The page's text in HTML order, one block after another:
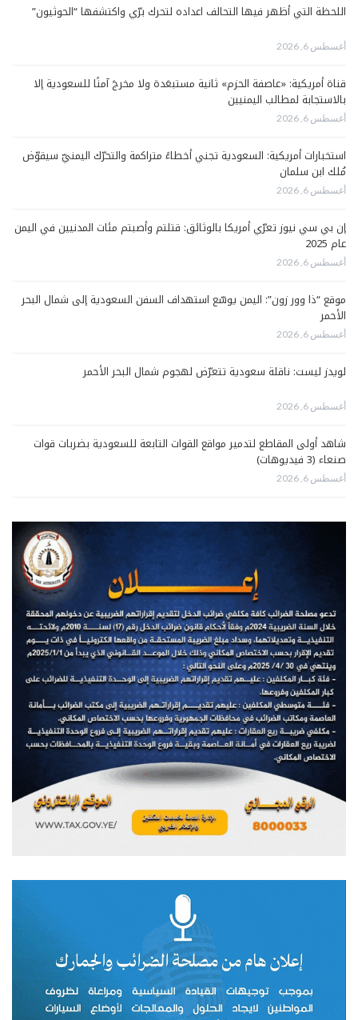
اللحظة التي أظهر فيها التحالف اعداده لتحرك برّي واكتشفها “الحوثيون”
أغسطس 6, 2026
قناة أمريكية: «عاصفة الحزم» ثانية مستبعَدة ولا مخرجَ آمنًا للسعودية إلا
بالاستجابة لمطالب اليمنيين
أغسطس 6, 2026
استخبارات أمريكية: السعودية تجني أخطاءً متراكمة والتحرّك اليمنيّ سيقوّض
مُلك ابن سلمان
أغسطس 6, 2026
إن بي سي نيوز تعرّي أمريكا بالوثائق: قتلتم وأصبتم مئات المدنيين في اليمن
عام 2025
أغسطس 6, 2026
موقع “ذا وور زون”: اليمن يوسّع استهداف السفن السعودية إلى شمال البحر
الأحمر
أغسطس 6, 2026
لويدز ليست: ناقلة سعودية تتعرّض لهجوم شمال البحر الأحمر
أغسطس 6, 2026
شاهد أولى المقاطع لتدمير مواقع القوات التابعة للسعودية بضربات قوات
صنعاء (3 فيديوهات)
أغسطس 6, 2026